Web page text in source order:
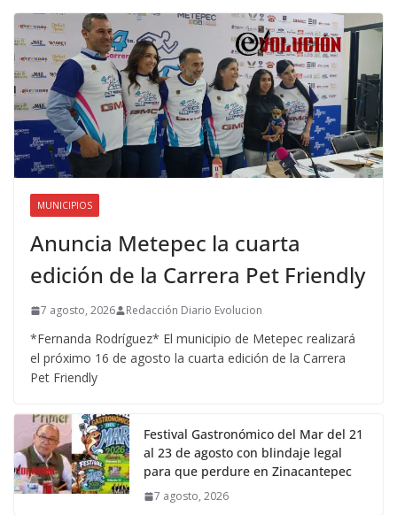
MUNICIPIOS
Anuncia Metepec la cuarta
edición de la Carrera Pet Friendly
7 agosto, 2026 Redacción Diario Evolucion
*Fernanda Rodríguez* El municipio de Metepec realizará
el próximo 16 de agosto la cuarta edición de la Carrera
Pet Friendly
Festival Gastronómico del Mar del 21
al 23 de agosto con blindaje legal
para que perdure en Zinacantepec
7 agosto, 2026